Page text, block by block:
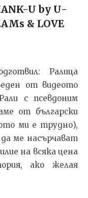
U by U-
& LOVE
Ралица
от видеото
с псевдоним
от български
ми е трудно),
ме насърчават
на всяка цена
ако желая